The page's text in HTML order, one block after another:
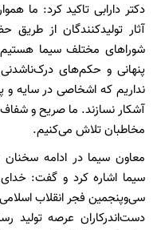
دکتر دارابی تاکید کرد: ما
آثار تولیدکنندگان از طریق
شوراهای مختلف سیما
پنهانی و حکم‌های
نداریم که اشخاصی در سایه و
آشکار نسازند. ما صریح و شفاف
مخاطبان تلاش می‌کنیم.
سیما اشاره کرد و گفت:
سی‌وپنجمین فجر انقلاب
دست‌اندرکاران عرصه تولید